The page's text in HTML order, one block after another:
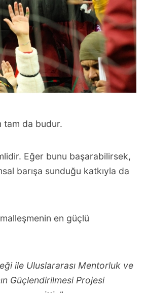
tam da budur.
Eğer bunu başarabilirsek,
barışa sunduğu katkıyla da
en güçlü
ile Uluslararası Mentorluk ve
Güçlendirilmesi Projesi